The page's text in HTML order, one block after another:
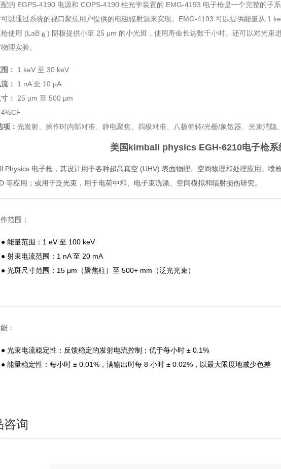
的 EGPS-4190 电源和 COPS-4190 柱光学装置的 EMG-4193 电子枪是一个完整的子
以通过系统的视口聚焦用户提供的电磁辐射源来实现。EMG-4193 可以提供能量从 1
使用 (LaB 6 ) 阴极提供小至 25 µm 的小光斑，使用寿命长达数千小时。还可以对光束
理实验。
：
1 keV 至 30 keV
：
1 nA 至 10 µA
：
25 µm 至 500 µm
4½CF
项： 光发射、操作时内部对准、静电聚焦、四极对准、八极偏转/光栅/象散器、光束消隐
美国kimball physics EGH-6210电子枪系
Physics 电子枪，其设计用于各种超高真空 (UHV) 表面物理、空间物理和处理应用。喷
等应用；或用于泛光束，用于电荷中和、电子束洗涤、空间模拟和辐射损伤研究。
范围：
● 能量范围：1 eV 至 100 keV
● 射束电流范围：1 nA 至 20 mA
● 光斑尺寸范围：15 μm（聚焦柱）至 500+ mm（泛光光束）
：
● 光束电流稳定性：反馈稳定的发射电流控制；优于每小时 ± 0.1%
● 能量稳定性：每小时 ± 0.01%，满输出时每 8 小时 ± 0.02%，以最大限度地减少色差
咨询